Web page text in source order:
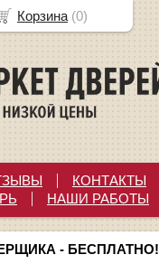
КОНТАКТЫ
НАШИ РАБОТЫ
- БЕСПЛАТНО!
Корзина (0)